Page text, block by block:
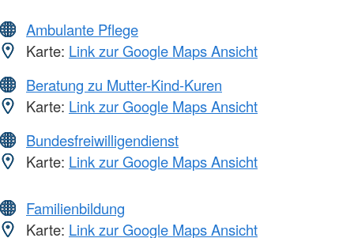
Ambulante Pflege
Karte: Link zur Google Maps Ansicht
Beratung zu Mutter-Kind-Kuren
Karte: Link zur Google Maps Ansicht
Bundesfreiwilligendienst
Karte: Link zur Google Maps Ansicht
Familienbildung
Karte: Link zur Google Maps Ansicht